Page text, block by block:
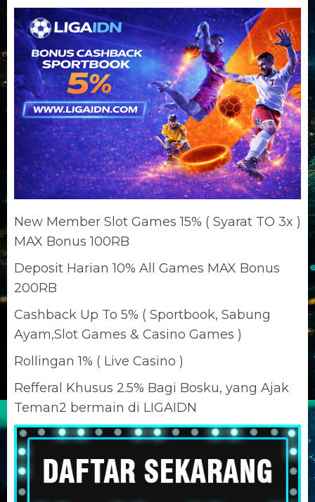
New Member Slot Games 15% ( Syarat TO 3x )
MAX Bonus 100RB
Deposit Harian 10% All Games MAX Bonus
200RB
Cashback Up To 5% ( Sportbook, Sabung
Ayam,Slot Games & Casino Games )
Rollingan 1% ( Live Casino )
Refferal Khusus 2.5% Bagi Bosku, yang Ajak
Teman2 bermain di LIGAIDN